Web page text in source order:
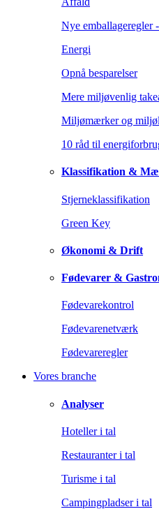
Nye emballageregler
Energi
Opnå besparelser
Mere miljøvenlig
Miljømærker og
10 råd til
Klassifikation &
Stjerneklassifikation
Green Key
Økonomi & Drift
Fødevarer &
Fødevarekontrol
Fødevarenetværk
Fødevareregler
Vores branche
Analyser
Hoteller i tal
Restauranter i tal
Turisme i tal
Campingpladser i tal